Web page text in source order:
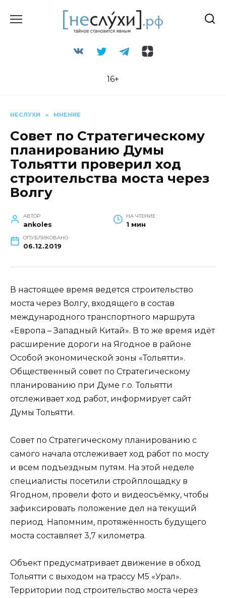
16+
НЕСЛУХИ » МНЕНИЕ
Совет по Стратегическому
планированию Думы
Тольятти проверил ход
строительства моста через
Волгу
АВТОР
ankoles
НА ЧТЕНИЕ
1 мин
ОПУБЛИКОВАНО
06.12.2019
В настоящее время ведется строительство
моста через Волгу, входящего в состав
международного транспортного маршрута
«Европа – Западный Китай». В то же время идёт
расширение дороги на Ягодное в районе
Особой экономической зоны «Тольятти».
Общественный совет по Стратегическому
планированию при Думе г.о. Тольятти
отслеживает ход работ, информирует сайт
Думы Тольятти.
Совет по Стратегическому планированию с
самого начала отслеживает ход работ по мосту
и всем подъездным путям. На этой неделе
специалисты посетили стройплощадку в
Ягодном, провели фото и видеосъёмку, чтобы
зафиксировать положение дел на текущий
период. Напомним, протяжённость будущего
моста составляет 3,7 километра.
Объект предусматривает движение в обход
Тольятти с выходом на трассу М5 «Урал».
Территории под строительство моста через